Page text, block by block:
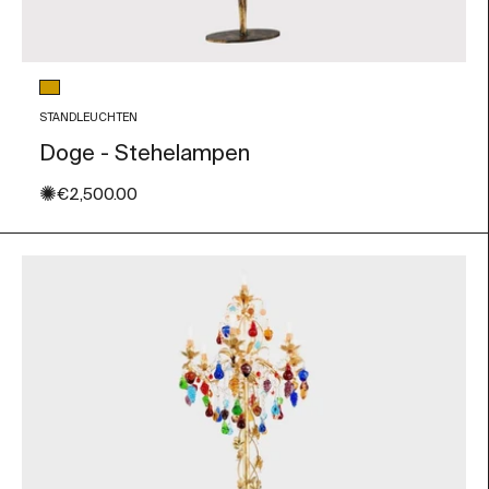
Glasfarbe
Bernstein
STANDLEUCHTEN
Doge - Stehelampen
✺Angebot
€2,500.00